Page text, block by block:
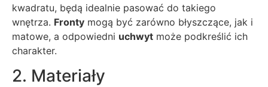
kwadratu, będą idealnie pasować do takiego
wnętrza. Fronty mogą być zarówno błyszczące, jak i
matowe, a odpowiedni uchwyt może podkreślić ich
charakter.
2. Materiały